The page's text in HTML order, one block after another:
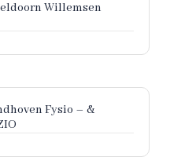
Willemsen
Fysio – &